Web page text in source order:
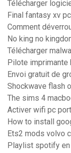
Télécharger
Final fantasy xv
Comment
No king no
Télécharger
Pilote
Envoi gratuit de
Shockwave flash
The sims 4
Activer wifi pc
How to install
Ets2 mods volvo
Playlist spotify